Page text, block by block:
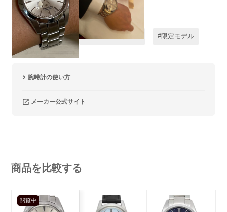
#レビュー高評価 #スーツに合う三針 #限定モデル
腕時計の使い方
メーカー公式サイト
商品を比較する
閲覧中